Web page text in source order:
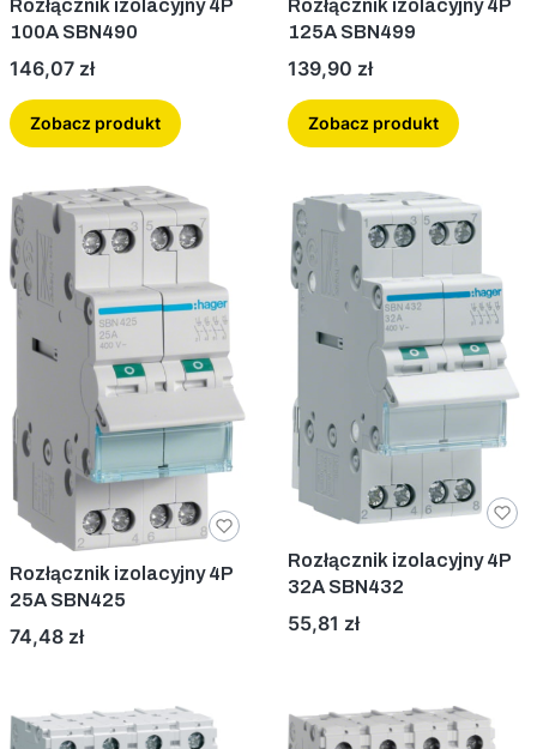
Rozłącznik izolacyjny 4P
100A SBN490
Cena
146,07 zł
Zobacz produkt
Rozłącznik izolacyjny 4P
125A SBN499
Cena
139,90 zł
Zobacz produkt
Rozłącznik izolacyjny 4P
25A SBN425
Cena
74,48 zł
Rozłącznik izolacyjny 4P
32A SBN432
Cena
55,81 zł